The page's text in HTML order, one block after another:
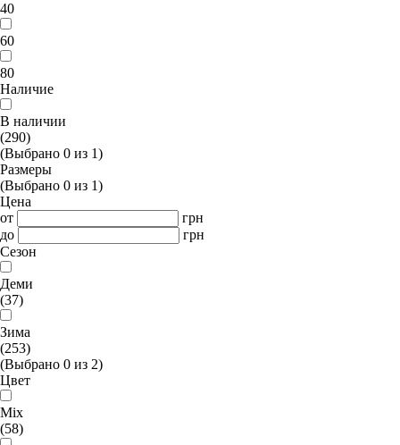
40
60
80
Наличие
В наличии
(290)
(Выбрано 0 из 1)
Размеры
(Выбрано 0 из 1)
Цена
от
грн
до
грн
Сезон
Деми
(37)
Зима
(253)
(Выбрано 0 из 2)
Цвет
Mix
(58)